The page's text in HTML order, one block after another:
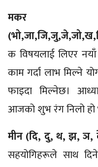
मकर
क विषयलाई लिएर
काम गर्दा लाभ मिल्ने
फाइदा मिल्नेछ।
आजको शुभ रंग निलो
मीन (दि, दु, थ, झ, ञ,
सहयोगिहरूले साथ